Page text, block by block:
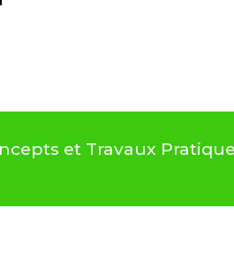
et Travaux